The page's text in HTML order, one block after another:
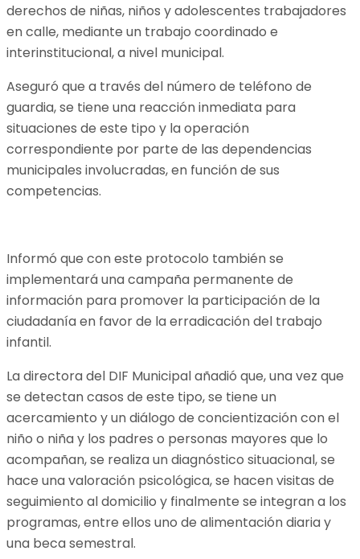
derechos de niñas, niños y adolescentes trabajadores
en calle, mediante un trabajo coordinado e
interinstitucional, a nivel municipal.
Aseguró que a través del número de teléfono de
guardia, se tiene una reacción inmediata para
situaciones de este tipo y la operación
correspondiente por parte de las dependencias
municipales involucradas, en función de sus
competencias.
Informó que con este protocolo también se
implementará una campaña permanente de
información para promover la participación de la
ciudadanía en favor de la erradicación del trabajo
infantil.
La directora del DIF Municipal añadió que, una vez que
se detectan casos de este tipo, se tiene un
acercamiento y un diálogo de concientización con el
niño o niña y los padres o personas mayores que lo
acompañan, se realiza un diagnóstico situacional, se
hace una valoración psicológica, se hacen visitas de
seguimiento al domicilio y finalmente se integran a los
programas, entre ellos uno de alimentación diaria y
una beca semestral.